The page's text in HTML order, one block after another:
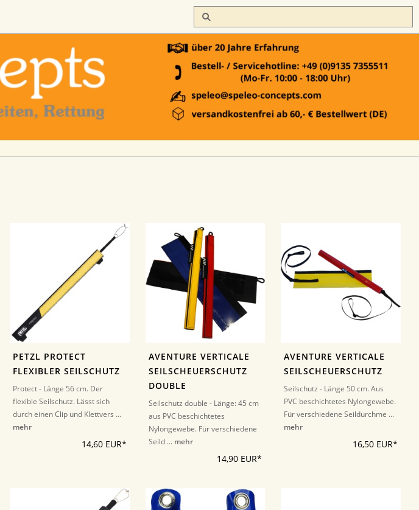
PETZL PROTECT
FLEXIBLER SEILSCHUTZ
Protect - Länge 56 cm. Der
flexible Seilschutz. Lässt sich
durch einen Clip und Klettvers ...
mehr
14,60 EUR*
AVENTURE VERTICALE
SEILSCHEUERSCHUTZ
DOUBLE
Seilschutz double - Länge: 45 cm
aus PVC beschichtetes
Nylongewebe. Für verschiedene
Seild ... mehr
14,90 EUR*
AVENTURE VERTICALE
SEILSCHEUERSCHUTZ
Seilschutz - Länge 50 cm. Aus
PVC beschichtetes Nylongewebe.
Für verschiedene Seildurchme ...
mehr
16,50 EUR*